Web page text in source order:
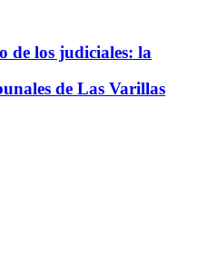
de los judiciales: la
de Las Varillas